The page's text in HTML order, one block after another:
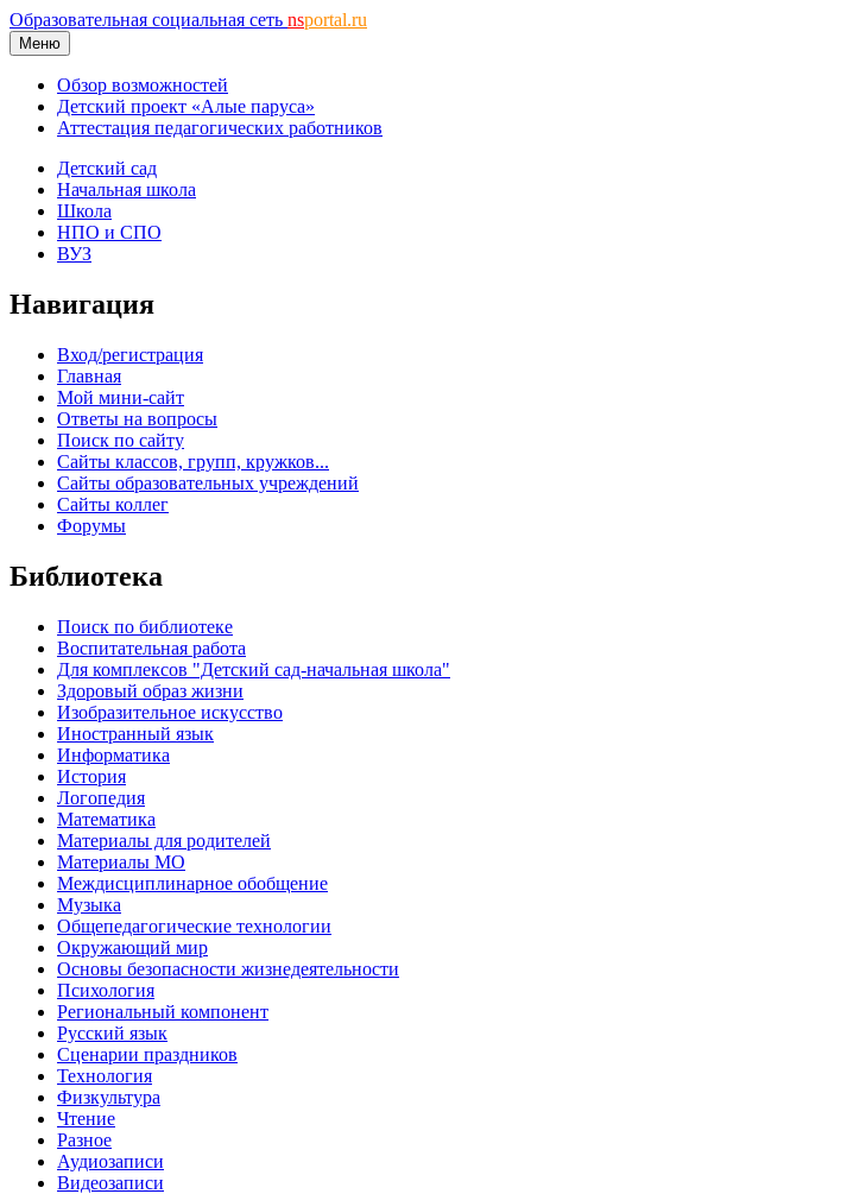
Образовательная социальная сеть nsportal.ru
Меню
Обзор возможностей
Детский проект «Алые паруса»
Аттестация педагогических работников
Детский сад
Начальная школа
Школа
НПО и СПО
ВУЗ
Навигация
Вход/регистрация
Главная
Мой мини-сайт
Ответы на вопросы
Поиск по сайту
Сайты классов, групп, кружков...
Сайты образовательных учреждений
Сайты коллег
Форумы
Библиотека
Поиск по библиотеке
Воспитательная работа
Для комплексов "Детский сад-начальная школа"
Здоровый образ жизни
Изобразительное искусство
Иностранный язык
Информатика
История
Логопедия
Математика
Материалы для родителей
Материалы МО
Междисциплинарное обобщение
Музыка
Общепедагогические технологии
Окружающий мир
Основы безопасности жизнедеятельности
Психология
Региональный компонент
Русский язык
Сценарии праздников
Технология
Физкультура
Чтение
Разное
Аудиозаписи
Видеозаписи